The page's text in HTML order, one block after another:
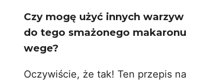
Czy mogę użyć innych warzyw
do tego smażonego makaronu
wege?
Oczywiście, że tak! Ten przepis na